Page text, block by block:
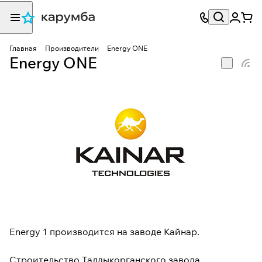
Главная Производители Energy ONE
Energy ONE
Energy 1 производится на заводе Кайнар.
Строительство Талдыкорганского завода